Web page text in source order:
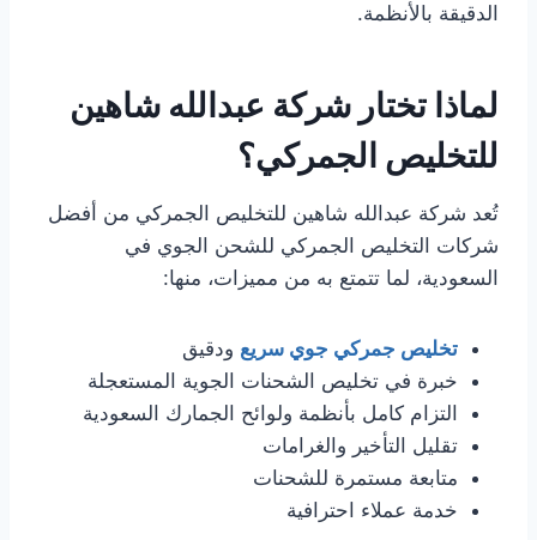
الدقيقة بالأنظمة.
لماذا تختار شركة عبدالله شاهين
للتخليص الجمركي؟
تُعد شركة عبدالله شاهين للتخليص الجمركي من أفضل
شركات التخليص الجمركي للشحن الجوي في
السعودية، لما تتمتع به من مميزات، منها:
تخليص جمركي جوي سريع ودقيق
خبرة في تخليص الشحنات الجوية المستعجلة
التزام كامل بأنظمة ولوائح الجمارك السعودية
تقليل التأخير والغرامات
متابعة مستمرة للشحنات
خدمة عملاء احترافية